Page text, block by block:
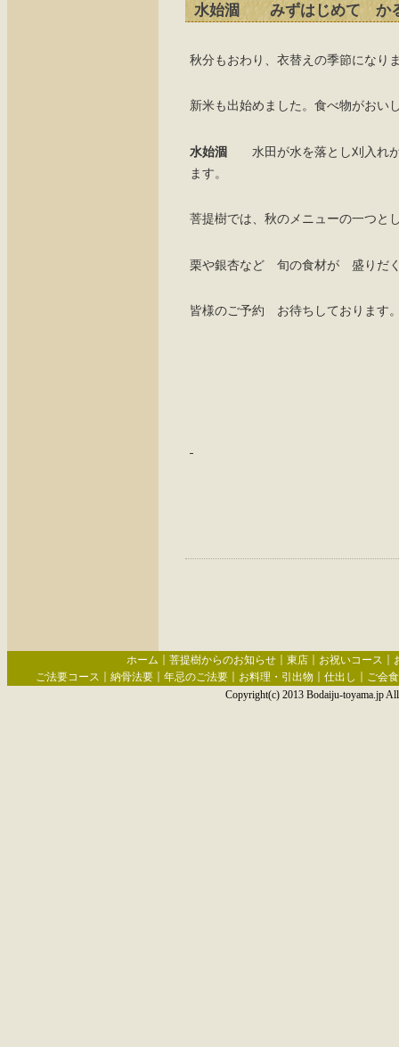
水始涸 みずはじめて か
秋分もおわり、衣替えの季節になり
新米も出始めました。食べ物がおい
水始涸
水田が水を落とし刈入れが
ます。
菩提樹では、秋のメニューの一つ
栗や銀杏など 旬の食材が 盛りだ
皆様のご予約 お待ちしております
ホーム ｜ 菩提樹からのお知らせ ｜ 東店 ｜ お祝いコース ｜
ご法要コース
納骨法要 年忌のご法要 お料理・引出物 仕出し
ご会食
Copyright(c) 2013 Bodaiju-toyama.jp